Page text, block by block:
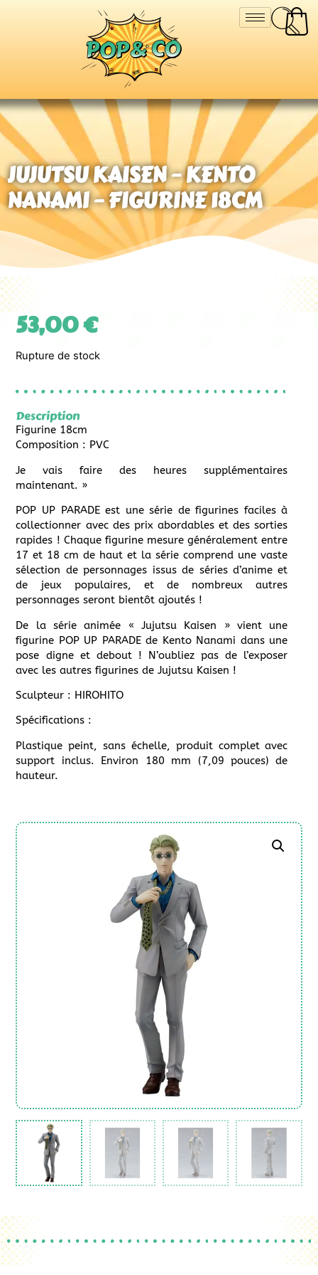
JUJUTSU KAISEN – KENTO
NANAMI – FIGURINE 18CM
53,00€
Rupture de stock
Description
Figurine 18cm
Composition : PVC
Je vais faire des heures supplémentaires
maintenant. »
POP UP PARADE est une série de figurines faciles à
collectionner avec des prix abordables et des sorties
rapides ! Chaque figurine mesure généralement entre
17 et 18 cm de haut et la série comprend une vaste
sélection de personnages issus de séries d’anime et
de jeux populaires, et de nombreux autres
personnages seront bientôt ajoutés !
De la série animée « Jujutsu Kaisen » vient une
figurine POP UP PARADE de Kento Nanami dans une
pose digne et debout ! N’oubliez pas de l’exposer
avec les autres figurines de Jujutsu Kaisen !
Sculpteur : HIROHITO
Spécifications :
Plastique peint, sans échelle, produit complet avec
support inclus. Environ 180 mm (7,09 pouces) de
hauteur.